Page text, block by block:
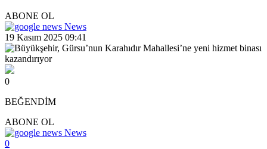
ABONE OL
News
19 Kasım 2025 09:41
0
BEĞENDİM
ABONE OL
News
0